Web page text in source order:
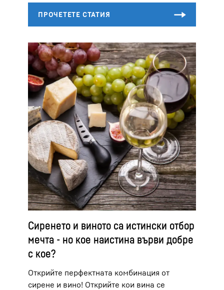
Сиренето и виното са истински отбор
мечта - но кое наистина върви добре
с кое?
Открийте перфектната комбинация от
сирене и вино! Открийте кои вина се